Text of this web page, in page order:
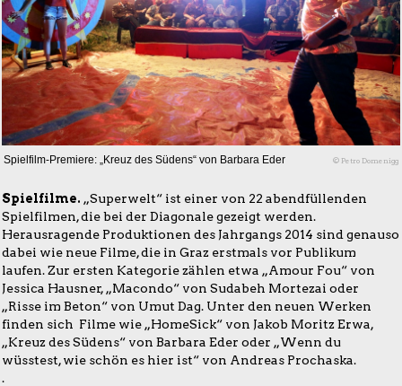
Spielfilm-Premiere: „Kreuz des Südens“ von Barbara Eder © Petro Domenigg
Spielfilme. „Superwelt“ ist einer von 22 abendfüllenden
Spielfilmen, die bei der Diagonale gezeigt werden.
Herausragende Produktionen des Jahrgangs 2014 sind genauso
dabei wie neue Filme, die in Graz erstmals vor Publikum
laufen. Zur ersten Kategorie zählen etwa „Amour Fou“ von
Jessica Hausner, „Macondo“ von Sudabeh Mortezai oder
„Risse im Beton“ von Umut Dag. Unter den neuen Werken
finden sich Filme wie „HomeSick“ von Jakob Moritz Erwa,
„Kreuz des Südens“ von Barbara Eder oder „Wenn du
wüsstest, wie schön es hier ist“ von Andreas Prochaska.
.